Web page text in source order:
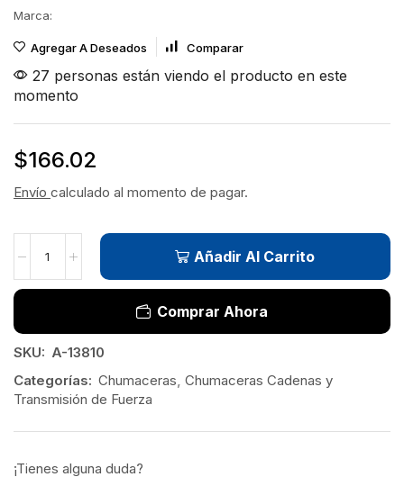
Marca:
Agregar A Deseados Comparar
27 personas están viendo el producto en este
momento
$166.02
Envío calculado al momento de pagar.
Añadir Al Carrito
Comprar Ahora
SKU: A-13810
Categorías: Chumaceras, Chumaceras Cadenas y
Transmisión de Fuerza
¡Tienes alguna duda?